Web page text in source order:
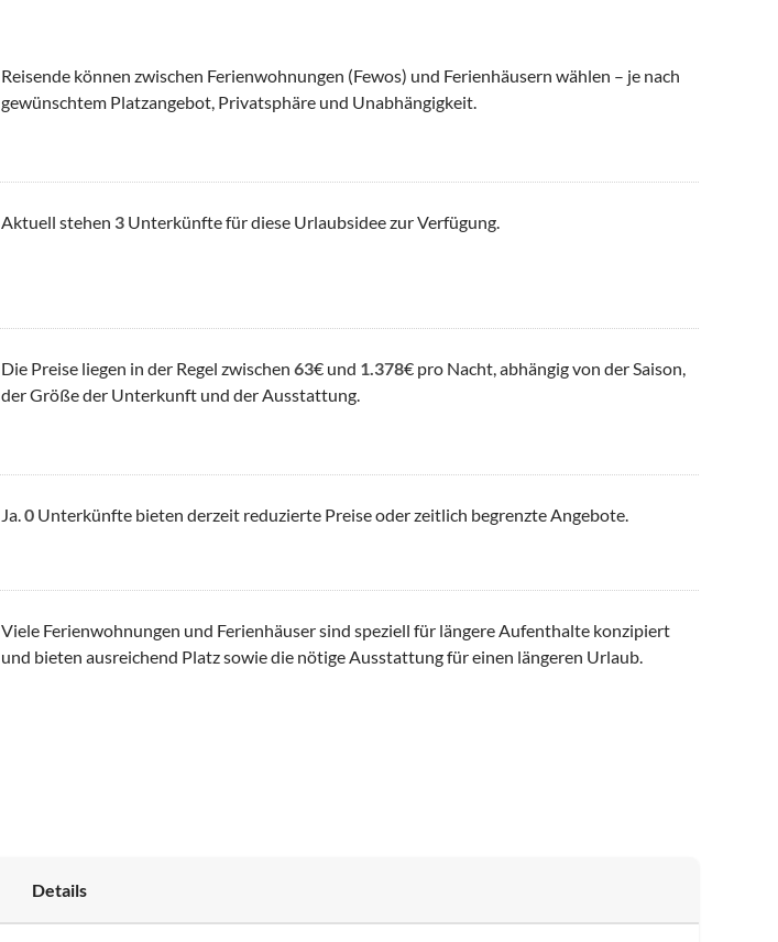
Reisende können zwischen Ferienwohnungen (Fewos) und Ferienhäusern wählen – je nach
gewünschtem Platzangebot, Privatsphäre und Unabhängigkeit.
Aktuell stehen 3 Unterkünfte für diese Urlaubsidee zur Verfügung.
Die Preise liegen in der Regel zwischen 63€ und 1.378€ pro Nacht, abhängig von der Saison,
der Größe der Unterkunft und der Ausstattung.
Ja.0 Unterkünfte bieten derzeit reduzierte Preise oder zeitlich begrenzte Angebote.
Viele Ferienwohnungen und Ferienhäuser sind speziell für längere Aufenthalte konzipiert
und bieten ausreichend Platz sowie die nötige Ausstattung für einen längeren Urlaub.
Details